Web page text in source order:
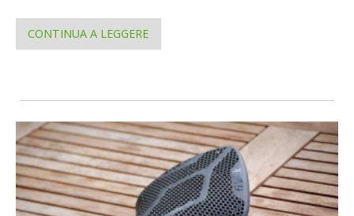
CONTINUA A LEGGERE